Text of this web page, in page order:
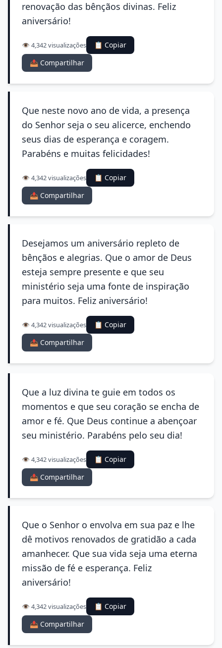
renovação das bênçãos divinas. Feliz
aniversário!
👁️ 4,342 visualizações
📋 Copiar
📤 Compartilhar
Que neste novo ano de vida, a presença
do Senhor seja o seu alicerce, enchendo
seus dias de esperança e coragem.
Parabéns e muitas felicidades!
👁️ 4,342 visualizações
📋 Copiar
📤 Compartilhar
Desejamos um aniversário repleto de
bênçãos e alegrias. Que o amor de Deus
esteja sempre presente e que seu
ministério seja uma fonte de inspiração
para muitos. Feliz aniversário!
👁️ 4,342 visualizações
📋 Copiar
📤 Compartilhar
Que a luz divina te guie em todos os
momentos e que seu coração se encha de
amor e fé. Que Deus continue a abençoar
seu ministério. Parabéns pelo seu dia!
👁️ 4,342 visualizações
📋 Copiar
📤 Compartilhar
Que o Senhor o envolva em sua paz e lhe
dê motivos renovados de gratidão a cada
amanhecer. Que sua vida seja uma eterna
missão de fé e esperança. Feliz
aniversário!
👁️ 4,342 visualizações
📋 Copiar
📤 Compartilhar